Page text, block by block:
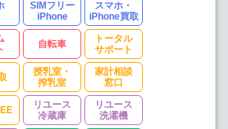
SIMフリー
iPhone
スマホ・
iPhone買取
自転車
トータル
サポート
授乳室・
搾乳室
家計相談
窓口
リユース
冷蔵庫
リユース
洗濯機